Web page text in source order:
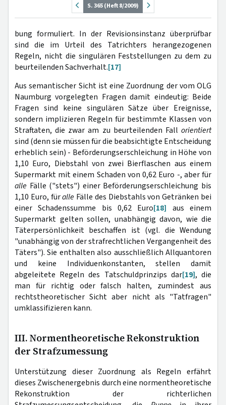
S. 365 (Heft 8/2009)
bung formuliert. In der Revisionsinstanz überprüfbar
sind die im Urteil des Tatrichters herangezogenen
Regeln, nicht die singulären Feststellungen zu dem zu
beurteilenden Sachverhalt.[17]
Aus semantischer Sicht ist eine Zuordnung der vom OLG
Naumburg vorgelegten Fragen damit eindeutig: Beide
Fragen sind keine singulären Sätze über Ereignisse,
sondern implizieren Regeln für bestimmte Klassen von
Straftaten, die zwar am zu beurteilenden Fall orientiert
sind (denn sie müssen für die beabsichtigte Entscheidung
erheblich sein) - Beförderungserschleichung in Höhe von
1,10 Euro, Diebstahl von zwei Bierflaschen aus einem
Supermarkt mit einem Schaden von 0,62 Euro -, aber für
alle Fälle ("stets") einer Beförderungserschleichung bis
1,10 Euro, füralle Fälle des Diebstahls von Getränken bei
einer Schadenssumme bis 0,62 Euro[18] aus einem
Supermarkt gelten sollen, unabhängig davon, wie die
Täterpersönlichkeit beschaffen ist (vgl. die Wendung
"unabhängig von der strafrechtlichen Vergangenheit des
Täters"). Sie enthalten also ausschließlich Allquantoren
und keine Individuenkonstanten, stellen damit
abgeleitete Regeln des Tatschuldprinzips dar[19], die
man für richtig oder falsch halten, zumindest aus
rechtstheoretischer Sicht aber nicht als "Tatfragen"
umklassifizieren kann.
III. Normentheoretische Rekonstruktion
der Strafzumessung
Unterstützung dieser Zuordnung als Regeln erfährt
dieses Zwischenergebnis durch eine normentheoretische
Rekonstruktion der richterlichen